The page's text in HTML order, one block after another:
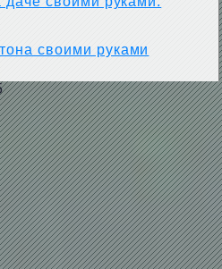
своими руками